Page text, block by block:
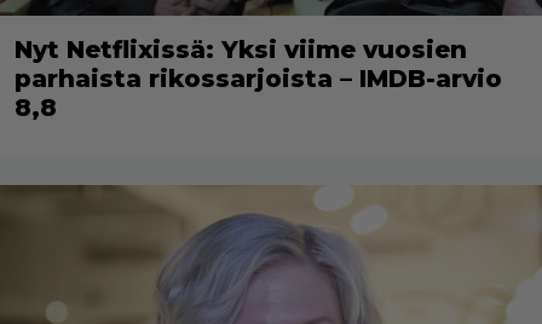
Nyt Netflixissä: Yksi viime vuosien
parhaista rikossarjoista – IMDB-arvio
8,8